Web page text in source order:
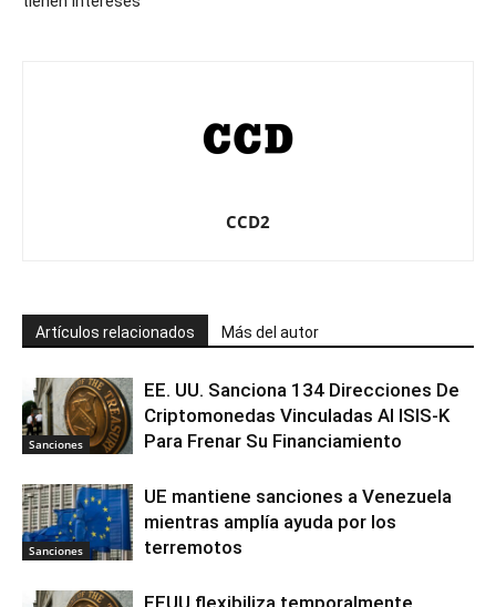
CCD2
Artículos relacionados Más del autor
Sanciones
EE. UU. Sanciona 134 Direcciones De
Criptomonedas Vinculadas Al ISIS-K
Para Frenar Su Financiamiento
Sanciones
UE mantiene sanciones a Venezuela
mientras amplía ayuda por los
terremotos
EEUU flexibiliza temporalmente